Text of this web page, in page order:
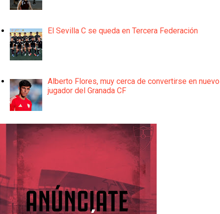
El Sevilla C se queda en Tercera Federación
Alberto Flores, muy cerca de convertirse en nuevo
jugador del Granada CF